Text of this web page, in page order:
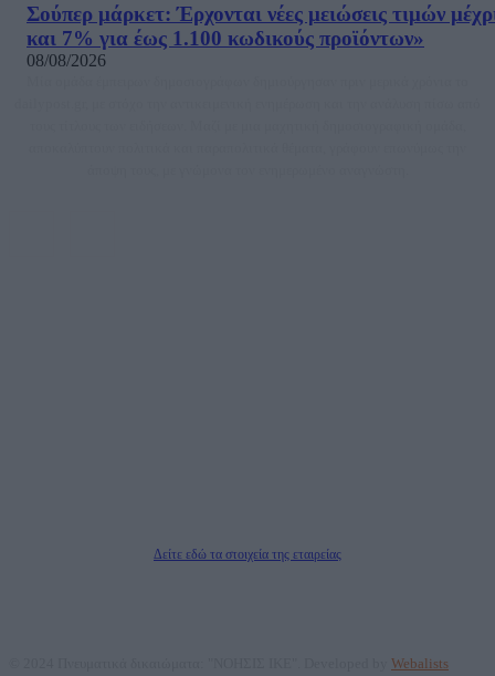
Σούπερ μάρκετ: Έρχονται νέες μειώσεις τιμών
και 7% για έως 1.100 κωδικούς προϊόντων»
08/08/2026
Δείτε εδώ τα στοιχεία της εταιρείας
Webalists